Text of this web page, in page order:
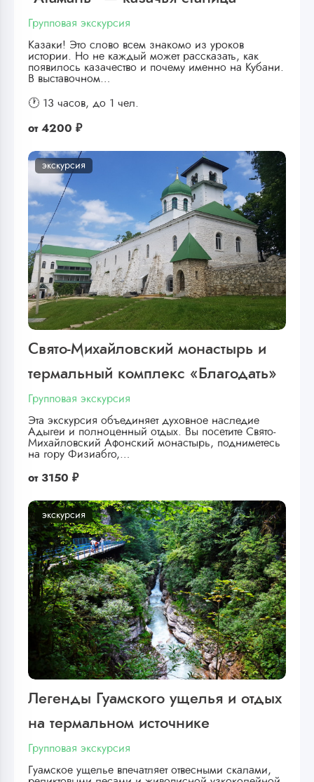
Групповая экскурсия
Казаки! Это слово всем знакомо из уроков
истории. Но не каждый может рассказать, как
появилось казачество и почему именно на Кубани.
В выставочном…
🕐 13 часов, до 1 чел.
от 4200 ₽
экскурсия
Свято-Михайловский монастырь и
термальный комплекс «Благодать»
Групповая экскурсия
Эта экскурсия объединяет духовное наследие
Адыгеи и полноценный отдых. Вы посетите Свято-
Михайловский Афонский монастырь, подниметесь
на гору Физиабго,…
от 3150 ₽
экскурсия
Легенды Гуамского ущелья и отдых
на термальном источнике
Групповая экскурсия
Гуамское ущелье впечатляет отвесными скалами,